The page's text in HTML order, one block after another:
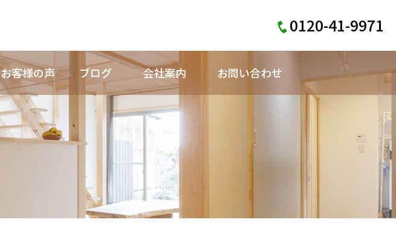
0120-41-9971
お客様の声 ブログ 会社案内 お問い合わせ